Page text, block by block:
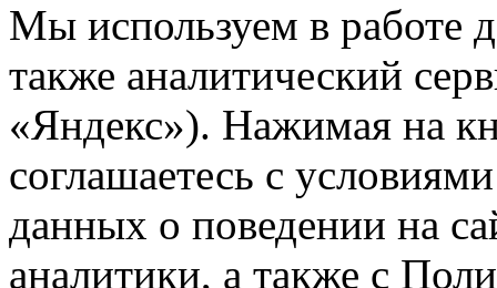
Мы используем в работе
также аналитический
«Яндекс»). Нажимая на
соглашаетесь с
данных о поведении на
аналитики, а также с